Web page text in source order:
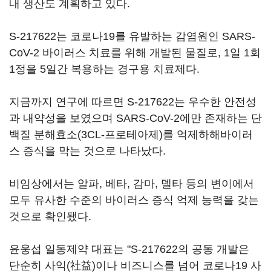
내 생산도 계획하고 있다.
S-217622는 코로나19를 유발하는 감염원인 SARS-
CoV-2 바이러스 치료를 위해 개발된 물질로, 1일 1회
1정을 5일간 복용하는 경구용 치료제다.
지금까지 연구에 따르면 S-217622는 우수한 안전성
과 내약성을 보였으며 SARS-CoV-2에만 존재하는 단
백질 분해효소(3CL-프로테아제)를 억제하해바이러
스 증식을 막는 것으로 나타났다.
비임상에서는 알파, 베타, 감마, 델타 등의 변이에서
모두 유사한 수준의 바이러스 증식 억제 능력을 갖는
것으로 확인됐다.
윤웅섭 일동제약 대표는 "S-217622의 공동 개발은
단순히 사익(社益)이나 비즈니스를 넘어 코로나19 사